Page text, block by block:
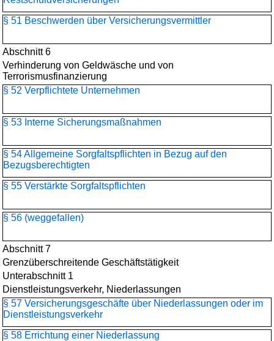
§ 51 Beschwerden über Versicherungsvermittler
Abschnitt 6
Verhinderung von Geldwäsche und von
Terrorismusfinanzierung
§ 52 Verpflichtete Unternehmen
§ 53 Interne Sicherungsmaßnahmen
§ 54 Allgemeine Sorgfaltspflichten in Bezug auf den
Bezugsberechtigten
§ 55 Verstärkte Sorgfaltspflichten
§ 56 (weggefallen)
Abschnitt 7
Grenzüberschreitende Geschäftstätigkeit
Unterabschnitt 1
Dienstleistungsverkehr, Niederlassungen
§ 57 Versicherungsgeschäfte über Niederlassungen oder im
Dienstleistungsverkehr
§ 58 Errichtung einer Niederlassung